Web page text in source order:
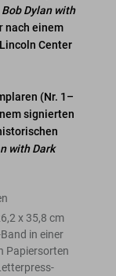
Bob Dylan with
nach einem
Center
(Nr. 1–
signierten
with Dark
x 35,8 cm
in einer
Papiersorten